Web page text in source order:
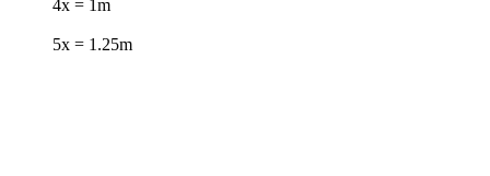
4x = 1m
5x = 1.25m